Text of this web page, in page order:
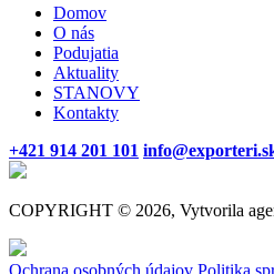
Domov
O nás
Podujatia
Aktuality
STANOVY
Kontakty
+421 914 201 101
COPYRIGHT © 2026, Vytvorila